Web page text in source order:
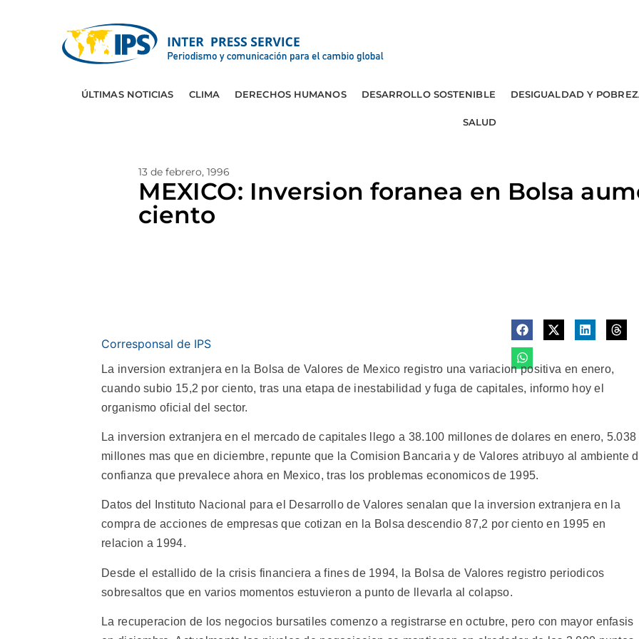
ÚLTIMAS NOTICIAS CLIMA DERECHOS HUMANOS DESARROLLO SOSTENIBLE DESIGUALDAD Y
SALUD
13 de febrero, 1996
MEXICO: Inversion foranea en Bolsa
ciento
Corresponsal de IPS
La inversion extranjera en la Bolsa de Valores de Mexico registro una variacion positiva en enero,
cuando subio 15,2 por ciento, tras una etapa de inestabilidad y fuga de capitales, informo hoy el
organismo oficial del sector.
La inversion extranjera en el mercado de capitales llego a 38.100 millones de dolares en enero, 5.038
millones mas que en diciembre, repunte que la Comision Bancaria y de Valores atribuyo al ambiente
confianza que prevalece ahora en Mexico, tras los problemas economicos de 1995.
Datos del Instituto Nacional para el Desarrollo de Valores senalan que la inversion extranjera en la
compra de acciones de empresas que cotizan en la Bolsa descendio 87,2 por ciento en 1995 en
relacion a 1994.
Desde el estallido de la crisis financiera a fines de 1994, la Bolsa de Valores registro periodicos
sobresaltos que en varios momentos estuvieron a punto de llevarla al colapso.
La recuperacion de los negocios bursatiles comenzo a registrarse en octubre, pero con mayor enfasis